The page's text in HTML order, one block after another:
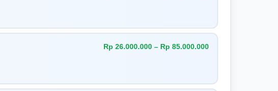
Rp 26.000.000 – Rp 85.000.000